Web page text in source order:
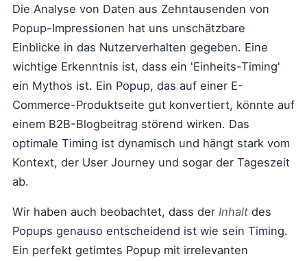
Die Analyse von Daten aus Zehntausenden von
Popup-Impressionen hat uns unschätzbare
Einblicke in das Nutzerverhalten gegeben. Eine
wichtige Erkenntnis ist, dass ein 'Einheits-Timing'
ein Mythos ist. Ein Popup, das auf einer E-
Commerce-Produktseite gut konvertiert, könnte auf
einem B2B-Blogbeitrag störend wirken. Das
optimale Timing ist dynamisch und hängt stark vom
Kontext, der User Journey und sogar der Tageszeit
ab.
Wir haben auch beobachtet, dass der Inhalt des
Popups genauso entscheidend ist wie sein Timing.
Ein perfekt getimtes Popup mit irrelevanten